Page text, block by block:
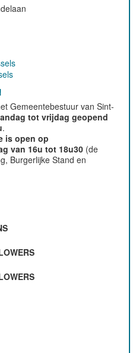
Gemeentebestuur van Sint-
tot vrijdag geopend
.
is open op
van 16u tot 18u30 (de
Burgerlijke Stand en